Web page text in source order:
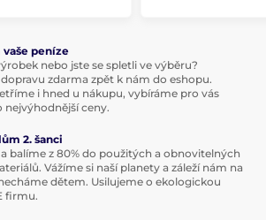
peníze
nebo jste se spletli ve výběru?
zdarma zpět k nám do eshopu.
i hned u nákupu, vybíráme pro vás
nejvýhodnější ceny.
2. šanci
balíme z 80% do použitých a obnovitelných
Vážíme si naší planety a záleží nám na
dětem. Usilujeme o ekologickou
firmu.